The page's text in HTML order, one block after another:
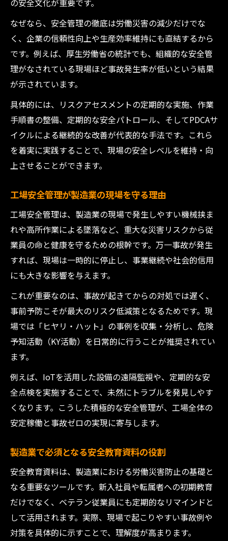
践
IoT活用で製造業安全管理を強化する方法
製造業における安全教育資料の最新活用術
リスクアセスメントが製造業事故防止の鍵
リスクアセスメントで高める職場の安全性
製造業現場における危険予知活動の重要性
製造業の安全教育資料とリスク管理の連携
リスクアセスメントで防ぐ製造業の事故例
製造業で安全性を高める評価手法のポイン
安全教育資料による意識改革の進め方
製造業で効果的な安全教育資料の作成法
安全教育資料が製造業現場を変える理由
製造業で安全意識を高める研修の進め方
製造業の安全管理と資料活用成功事例
現場改善に役立つ製造業安全教育の工夫
継続的改善で製造業の未来を守るポイント
製造業の安全管理におけるPDCAの実践法
継続的改善が製造業で重要な理由を解説
製造業の未来を支える安全管理改善策
製造業での安全教育資料活用と改善事例
の安全文化が重要です。
なぜなら、安全管理の徹底は労働災害の減少だけでな
く、企業の信頼性向上や生産効率維持にも直結するから
です。例えば、厚生労働省の統計でも、組織的な安全管
理がなされている現場ほど事故発生率が低いという結果
が示されています。
具体的には、リスクアセスメントの定期的な実施、作業
手順書の整備、定期的な安全パトロール、そしてPDCAサ
イクルによる継続的な改善が代表的な手法です。これら
を着実に実践することで、現場の安全レベルを維持・向
上させることができます。
工場安全管理が製造業の現場を守る理由
工場安全管理は、製造業の現場で発生しやすい機械挟ま
れや高所作業による墜落など、重大な災害リスクから従
業員の命と健康を守るための根幹です。万一事故が発生
すれば、現場は一時的に停止し、事業継続や社会的信用
にも大きな影響を与えます。
これが重要なのは、事故が起きてからの対処では遅く、
事前予防こそが最大のリスク低減策となるためです。現
場では「ヒヤリ・ハット」の事例を収集・分析し、危険
予知活動（KY活動）を日常的に行うことが推奨されてい
ます。
例えば、IoTを活用した設備の遠隔監視や、定期的な安
全点検を実施することで、未然にトラブルを発見しやす
くなります。こうした積極的な安全管理が、工場全体の
安定稼働と事故ゼロの実現に寄与します。
製造業で必須となる安全教育資料の役割
安全教育資料は、製造業における労働災害防止の基礎と
なる重要なツールです。新入社員や転属者への初期教育
だけでなく、ベテラン従業員にも定期的なリマインドと
して活用されます。実際、現場で起こりやすい事故例や
対策を具体的に示すことで、理解度が高まります。